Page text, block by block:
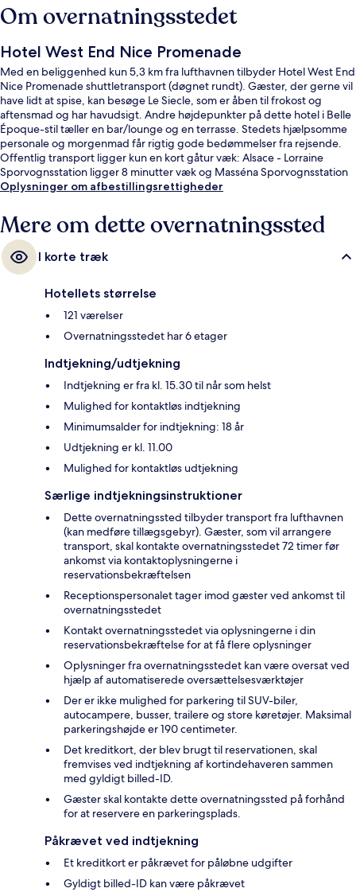
Om overnatningsstedet
Hotel West End Nice Promenade
Med en beliggenhed kun 5,3 km fra lufthavnen tilbyder Hotel West End
Nice Promenade shuttletransport (døgnet rundt). Gæster, der gerne vil
have lidt at spise, kan besøge Le Siecle, som er åben til frokost og
aftensmad og har havudsigt. Andre højdepunkter på dette hotel i Belle
Époque-stil tæller en bar/lounge og en terrasse. Stedets hjælpsomme
personale og morgenmad får rigtig gode bedømmelser fra rejsende.
Offentlig transport ligger kun en kort gåtur væk: Alsace - Lorraine
Sporvognsstation ligger 8 minutter væk og Masséna Sporvognsstation
ligger 13 minutter derfra.
Oplysninger om afbestillingsrettigheder
Mere om dette overnatningssted
I korte træk
Hotellets størrelse
121 værelser
Overnatningsstedet har 6 etager
Indtjekning/udtjekning
Indtjekning er fra kl. 15.30 til når som helst
Mulighed for kontaktløs indtjekning
Minimumsalder for indtjekning: 18 år
Udtjekning er kl. 11.00
Mulighed for kontaktløs udtjekning
Særlige indtjekningsinstruktioner
Dette overnatningssted tilbyder transport fra lufthavnen
(kan medføre tillægsgebyr). Gæster, som vil arrangere
transport, skal kontakte overnatningsstedet 72 timer før
ankomst via kontaktoplysningerne i
reservationsbekræftelsen
Receptionspersonalet tager imod gæster ved ankomst til
overnatningsstedet
Kontakt overnatningsstedet via oplysningerne i din
reservationsbekræftelse for at få flere oplysninger
Oplysninger fra overnatningsstedet kan være oversat ved
hjælp af automatiserede oversættelsesværktøjer
Der er ikke mulighed for parkering til SUV-biler,
autocampere, busser, trailere og store køretøjer. Maksimal
parkeringshøjde er 190 centimeter.
Det kreditkort, der blev brugt til reservationen, skal
fremvises ved indtjekning af kortindehaveren sammen
med gyldigt billed-ID.
Gæster skal kontakte dette overnatningssted på forhånd
for at reservere en parkeringsplads.
Påkrævet ved indtjekning
Et kreditkort er påkrævet for påløbne udgifter
Gyldigt billed-ID kan være påkrævet